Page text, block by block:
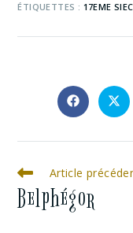
ÉTIQUETTES : 17EME
Article
Belphégor